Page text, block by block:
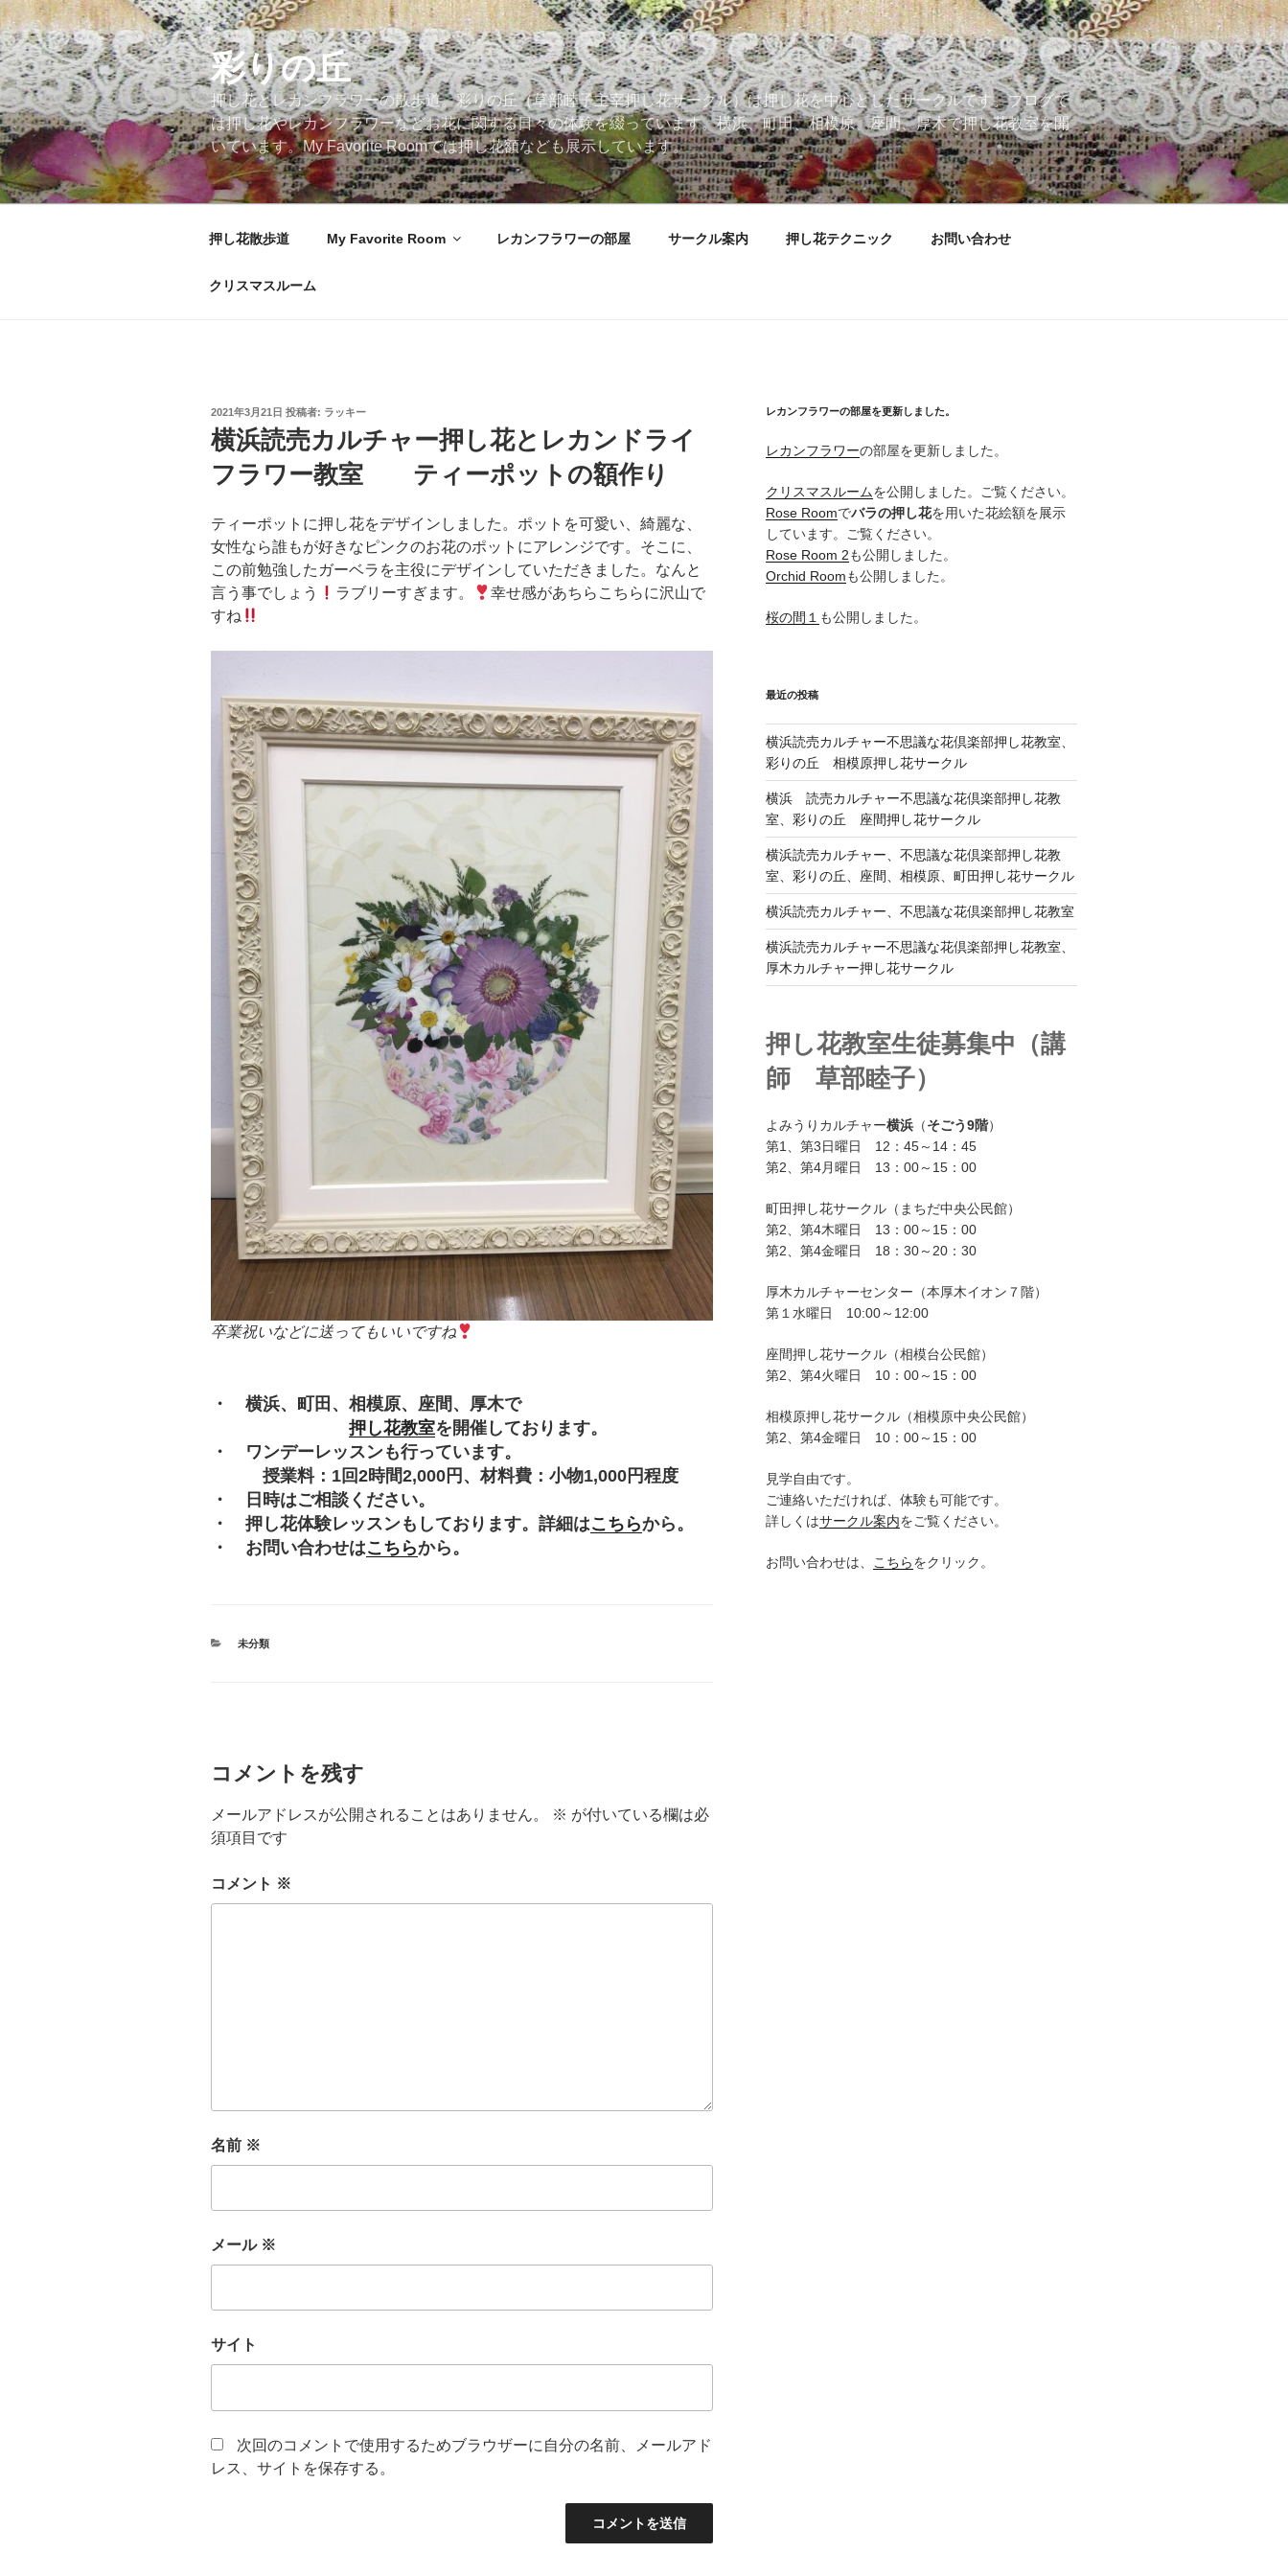
コ
ン
テ
ン
ツ
へ
ス
キ
ッ
彩りの丘
押し花とレカンフラワーの散歩道。彩りの丘（草部睦子主宰押し花サークル）は押し花を中心としたサークルです。ブログで
は押し花やレカンフラワーなどお花に関する日々の体験を綴っています。横浜、町田、相模原、座間、厚木で押し花教室を開
いています。My Favorite Roomでは押し花額なども展示しています。
押し花散歩道 My Favorite Room レカンフラワーの部屋 サークル案内 押し花テクニック お問い合わせ
クリスマスルーム
投
稿
日:
2021年3月21日 投稿者: ラッキー
横浜読売カルチャー押し花とレカンドライ
フラワー教室 ティーポットの額作り
ティーポットに押し花をデザインしました。ポットを可愛い、綺麗な、
女性なら誰もが好きなピンクのお花のポットにアレンジです。そこに、
この前勉強したガーベラを主役にデザインしていただきました。なんと
言う事でしょう
ラブリーすぎます。
幸せ感があちらこちらに沢山で
すね
卒業祝いなどに送ってもいいですね
・ 横浜、町田、相模原、座間、厚木で
押し花教室を開催しております。
・ ワンデーレッスンも行っています。
授業料：1回2時間2,000円、材料費：小物1,000円程度
・ 日時はご相談ください。
・ 押し花体験レッスンもしております。詳細はこちらから。
・ お問い合わせはこちらから。
カ
未分類
コメントを残す
メールアドレスが公開されることはありません。 ※ が付いている欄は必
須項目です
コメント ※
名前 ※
メール ※
サイト
次回のコメントで使用するためブラウザーに自分の名前、メールアド
レス、サイトを保存する。
レカンフラワーの部屋を更新しました。
レカンフラワーの部屋を更新しました。
クリスマスルームを公開しました。ご覧ください。
Rose Roomでバラの押し花を用いた花絵額を展示
しています。ご覧ください。
Rose Room 2も公開しました。
Orchid Roomも公開しました。
桜の間１ も公開しました。
最近の投稿
横浜読売カルチャー不思議な花倶楽部押し花教室、
彩りの丘 相模原押し花サークル
横浜 読売カルチャー不思議な花倶楽部押し花教
室、彩りの丘 座間押し花サークル
横浜読売カルチャー、不思議な花倶楽部押し花教
室、彩りの丘、座間、相模原、町田押し花サークル
横浜読売カルチャー、不思議な花倶楽部押し花教室
横浜読売カルチャー不思議な花倶楽部押し花教室、
厚木カルチャー押し花サークル
押し花教室生徒募集中（講
師 草部睦子）
よみうりカルチャー横浜（そごう9階）
第1、第3日曜日 12：45～14：45
第2、第4月曜日 13：00～15：00
町田押し花サークル（まちだ中央公民館）
第2、第4木曜日 13：00～15：00
第2、第4金曜日 18：30～20：30
厚木カルチャーセンター（本厚木イオン７階）
第１水曜日 10:00～12:00
座間押し花サークル（相模台公民館）
第2、第4火曜日 10：00～15：00
相模原押し花サークル（相模原中央公民館）
第2、第4金曜日 10：00～15：00
見学自由です。
ご連絡いただければ、体験も可能です。
詳しくはサークル案内をご覧ください。
お問い合わせは、 こちらをクリック。